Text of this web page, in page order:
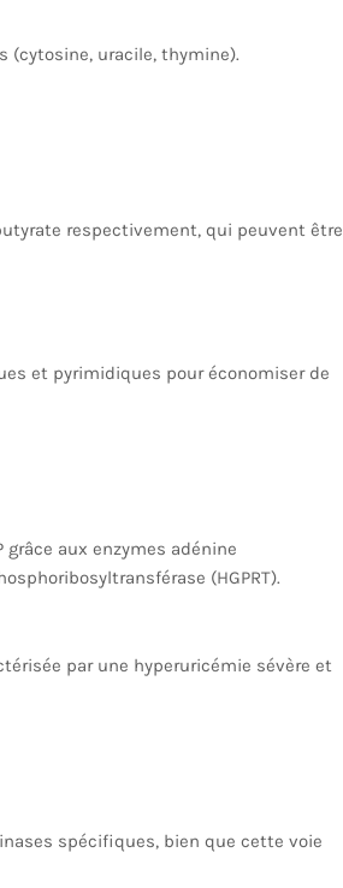
(cytosine, uracile, thymine).
respectivement, qui peuvent être
et pyrimidiques pour économiser de
grâce aux enzymes adénine
(HGPRT).
par une hyperuricémie sévère et
spécifiques, bien que cette voie